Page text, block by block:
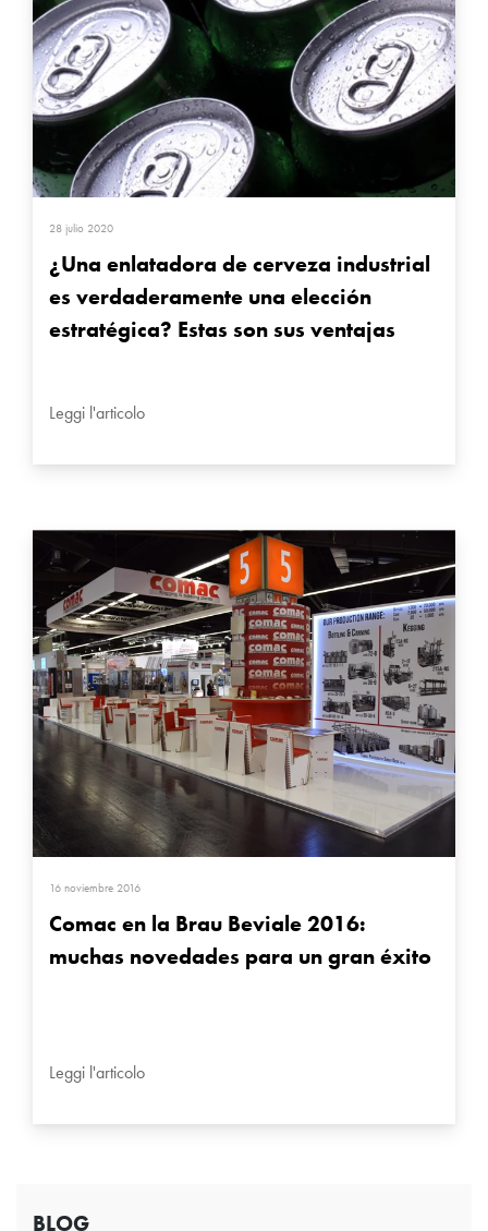
BLOG
28 julio 2020
¿Una enlatadora de cerveza industrial
es verdaderamente una elección
estratégica? Estas son sus ventajas
Leggi l'articolo
16 noviembre 2016
Comac en la Brau Beviale 2016:
muchas novedades para un gran éxito
Leggi l'articolo